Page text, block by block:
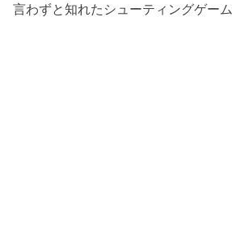
言わずと知れたシューティングゲーム